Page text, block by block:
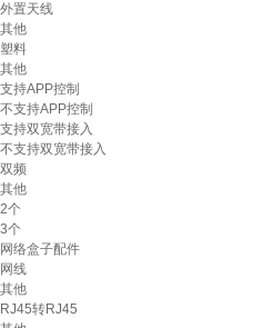
外置天线
其他
塑料
其他
支持APP控制
不支持APP控制
支持双宽带接入
不支持双宽带接入
双频
其他
2个
3个
网络盒子配件
网线
其他
RJ45转RJ45